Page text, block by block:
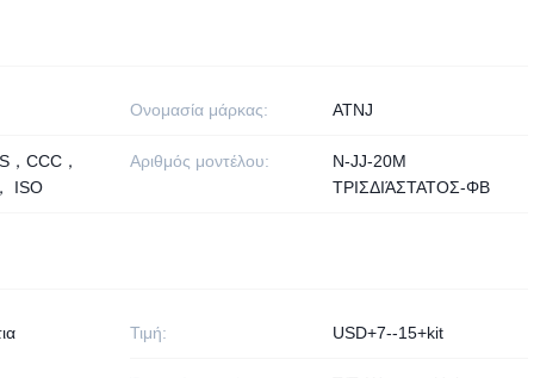
Ονομασία μάρκας: ATNJ
，CCC，
ISO
Αριθμός μοντέλου:
Ν-JJ-20M
ΤΡΙΣΔΙΆΣΤΑΤΟΣ-ΦΒ
Τιμή: USD+7--15+kit